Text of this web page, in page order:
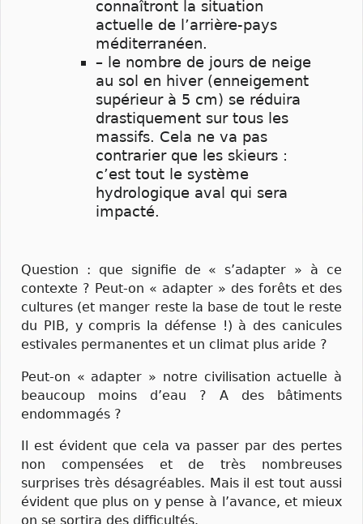
connaîtront la situation
actuelle de l’arrière-pays
méditerranéen.
– le nombre de jours de neige
au sol en hiver (enneigement
supérieur à 5 cm) se réduira
drastiquement sur tous les
massifs. Cela ne va pas
contrarier que les skieurs :
c’est tout le système
hydrologique aval qui sera
impacté.
Question : que signifie de « s’adapter » à ce
contexte ? Peut-on « adapter » des forêts et des
cultures (et manger reste la base de tout le reste
du PIB, y compris la défense !) à des canicules
estivales permanentes et un climat plus aride ?
Peut-on « adapter » notre civilisation actuelle à
beaucoup moins d’eau ? A des bâtiments
endommagés ?
Il est évident que cela va passer par des pertes
non compensées et de très nombreuses
surprises très désagréables. Mais il est tout aussi
évident que plus on y pense à l’avance, et mieux
on se sortira des difficultés.